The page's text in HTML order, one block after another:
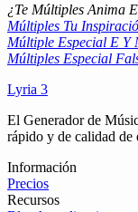
¿Te Múltiples Anima
Múltiples Tu
Múltiple Especial E Y
Múltiples Especial
Lyria 3
El Generador de
rápido y de calidad de
Información
Precios
Recursos